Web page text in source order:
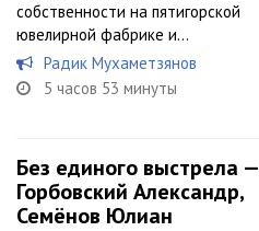
собственности на пятигорской
ювелирной фабрике и...
Радик Мухаметзянов
5 часов 53 минуты
Без единого выстрела —
Горбовский Александр,
Семёнов Юлиан